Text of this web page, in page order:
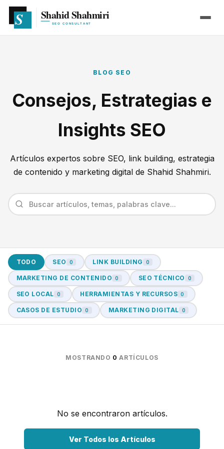
BLOG SEO
Consejos, Estrategias e
Insights SEO
Artículos expertos sobre SEO, link building, estrategia
de contenido y marketing digital de Shahid Shahmiri.
TODO SEO 0 LINK BUILDING 0
MARKETING DE CONTENIDO 0 SEO TÉCNICO 0
SEO LOCAL 0 HERRAMIENTAS Y RECURSOS 0
CASOS DE ESTUDIO 0 MARKETING DIGITAL 0
MOSTRANDO 0 ARTÍCULOS
No se encontraron artículos.
Ver Todos los Artículos